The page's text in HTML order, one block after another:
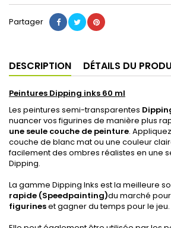
Partager
DESCRIPTION DÉTAILS DU
Peintures Dipping inks 60 ml
Les peintures semi-transparentes
nuancer vos figurines de manière plus
une seule couche de peinture.
couche de blanc mat ou une couleur
facilement des ombres réalistes en une
Dipping.
La gamme Dipping Inks est la meilleure
rapide (Speedpainting)du marché pour
figurineset gagner du temps pour le jeu.